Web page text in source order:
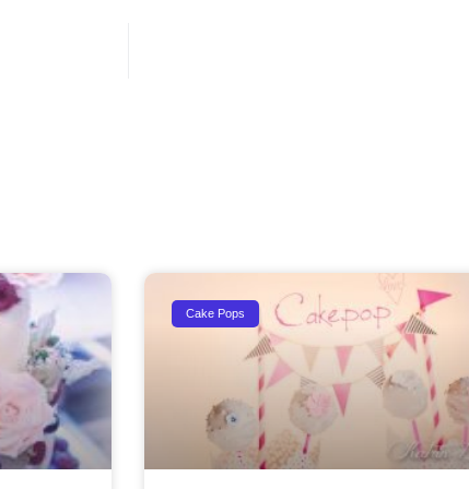
Cake Pops